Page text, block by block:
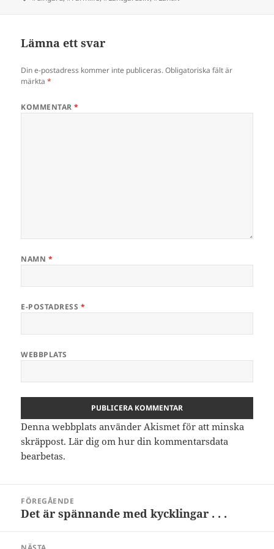
Lämna ett svar
Din e-postadress kommer inte publiceras. Obligatoriska fält är
märkta*
KOMMENTAR*
NAMN *
E-POSTADRESS *
WEBBPLATS
Denna webbplats använder Akismet för att minska
skräppost.Lär dig om hur din kommentarsdata
bearbetas.
FÖREGÅENDE
Föregående
Det är spännande med kycklingar . . .